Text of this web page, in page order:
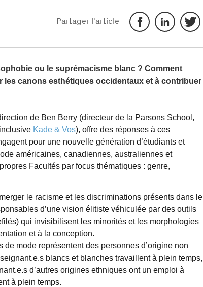
Partager l'article
ou le suprémacisme blanc ? Comment
les canons esthétiques occidentaux et à contribuer
de Ben Berry (directeur de la Parsons School,
Kade & Vos), offre des réponses à ces
pour une nouvelle génération d’étudiants et
américaines, canadiennes, australiennes et
Facultés par focus thématiques : genre,
le racisme et les discriminations présents dans le
d’une vision élitiste véhiculée par des outils
qui invisibilisent les minorités et les morphologies
et à la conception.
mode représentent des personnes d’origine non
blancs et blanches travaillent à plein temps,
d’autres origines ethniques ont un emploi à
à plein temps.